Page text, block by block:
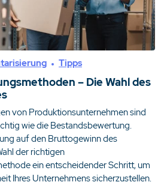
Tipps
– Die Wahl des
von Produktionsunternehmen sind
wie die Bestandsbewertung.
auf den Bruttogewinn des
der richtigen
ein entscheidender Schritt, um
Ihres Unternehmens sicherzustellen.